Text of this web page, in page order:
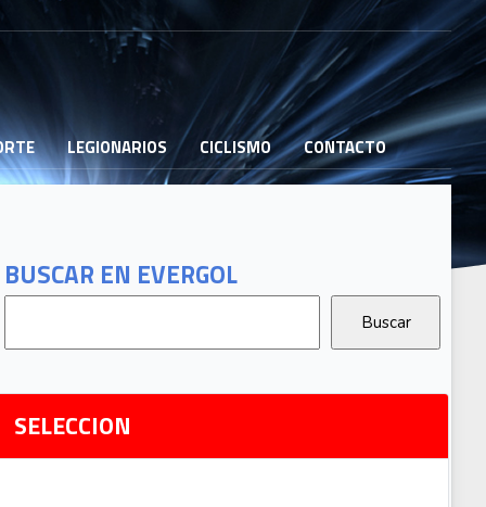
LEGIONARIOS CICLISMO CONTACTO
BUSCAR EN EVERGOL
SELECCION